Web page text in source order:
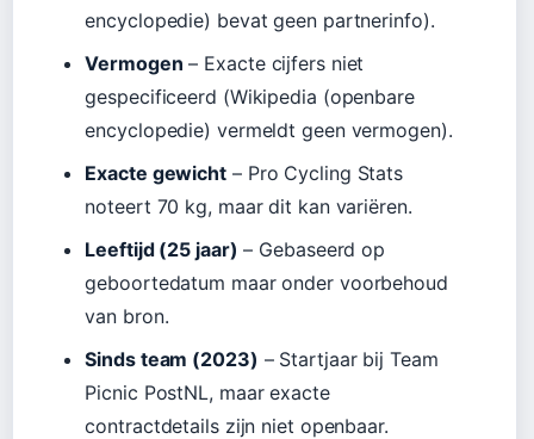
encyclopedie) bevat geen partnerinfo).
Vermogen – Exacte cijfers niet
gespecificeerd (Wikipedia (openbare
encyclopedie) vermeldt geen vermogen).
Exacte gewicht – Pro Cycling Stats
noteert 70 kg, maar dit kan variëren.
Leeftijd (25 jaar) – Gebaseerd op
geboortedatum maar onder voorbehoud
van bron.
Sinds team (2023) – Startjaar bij Team
Picnic PostNL, maar exacte
contractdetails zijn niet openbaar.